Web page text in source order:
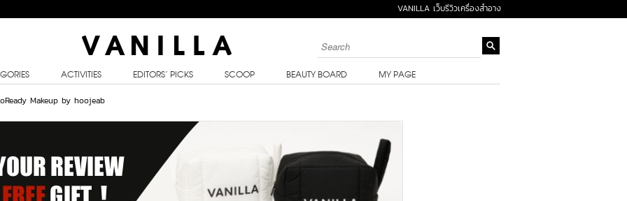
VANILLA เว็บรีวิวเครื่องสำอาง
ACTIVITIES EDITORS’ PICKS SCOOP BEAUTY BOARD MY PAGE
Makeup by hoojeab